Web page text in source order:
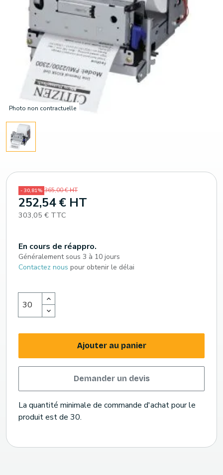
Photo non contractuelle
- 30,81% 365,00 € HT
252,54 € HT
303,05 € TTC
En cours de réappro.
Généralement sous 3 à 10 jours
Contactez nous pour obtenir le délai
Ajouter au panier
Demander un devis
La quantité minimale de commande d'achat pour le
produit est de 30.